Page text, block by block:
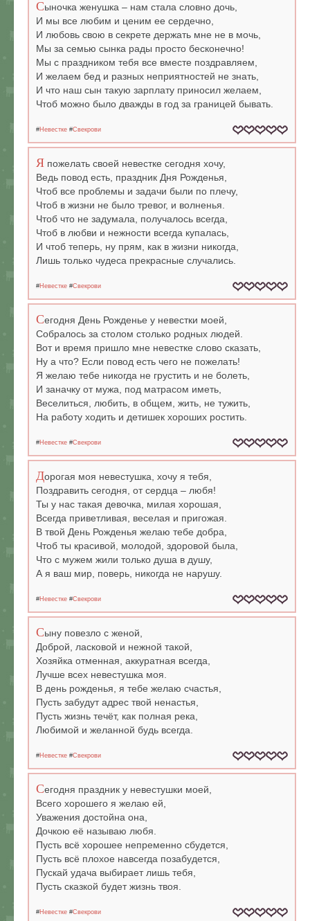
Сыночка женушка – нам стала словно дочь,
И мы все любим и ценим ее сердечно,
И любовь свою в секрете держать мне не в мочь,
Мы за семью сынка рады просто бесконечно!
Мы с праздником тебя все вместе поздравляем,
И желаем бед и разных неприятностей не знать,
И что наш сын такую зарплату приносил желаем,
Чтоб можно было дважды в год за границей бывать.
#Невестке #Свекрови
Я пожелать своей невестке сегодня хочу,
Ведь повод есть, праздник Дня Рожденья,
Чтоб все проблемы и задачи были по плечу,
Чтоб в жизни не было тревог, и волненья.
Чтоб что не задумала, получалось всегда,
Чтоб в любви и нежности всегда купалась,
И чтоб теперь, ну прям, как в жизни никогда,
Лишь только чудеса прекрасные случались.
#Невестке #Свекрови
Сегодня День Рожденье у невестки моей,
Собралось за столом столько родных людей.
Вот и время пришло мне невестке слово сказать,
Ну а что? Если повод есть чего не пожелать!
Я желаю тебе никогда не грустить и не болеть,
И заначку от мужа, под матрасом иметь,
Веселиться, любить, в общем, жить, не тужить,
На работу ходить и детишек хороших ростить.
#Невестке #Свекрови
Дорогая моя невестушка, хочу я тебя,
Поздравить сегодня, от сердца – любя!
Ты у нас такая девочка, милая хорошая,
Всегда приветливая, веселая и пригожая.
В твой День Рожденья желаю тебе добра,
Чтоб ты красивой, молодой, здоровой была,
Что с мужем жили только душа в душу,
А я ваш мир, поверь, никогда не нарушу.
#Невестке #Свекрови
Сыну повезло с женой,
Доброй, ласковой и нежной такой,
Хозяйка отменная, аккуратная всегда,
Лучше всех невестушка моя.
В день рожденья, я тебе желаю счастья,
Пусть забудут адрес твой ненастья,
Пусть жизнь течёт, как полная река,
Любимой и желанной будь всегда.
#Невестке #Свекрови
Сегодня праздник у невестушки моей,
Всего хорошего я желаю ей,
Уважения достойна она,
Дочкою её называю любя.
Пусть всё хорошее непременно сбудется,
Пусть всё плохое навсегда позабудется,
Пускай удача выбирает лишь тебя,
Пусть сказкой будет жизнь твоя.
#Невестке #Свекрови